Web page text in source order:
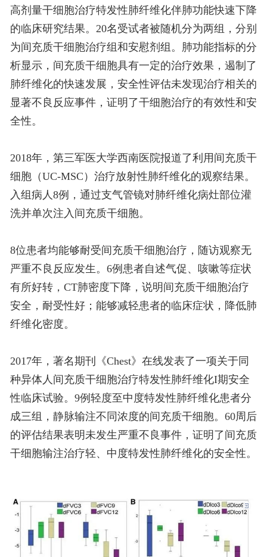
高剂量干细胞治疗特发性肺纤维化伴肺功能快速下降
的临床研究结果。20名受试者被随机分为两组，分别
为间充质干细胞治疗组和安慰剂组。肺功能指标的分
析显示，间充质干细胞具有一定的治疗效果，遏制了
肺纤维化的快速发展，安全性评估未发现治疗相关的
显著不良反应事件，证明了干细胞治疗的有效性和安
全性。
2018年，第三军医大学西南医院报道了利用间充质干
细胞（UC-MSC）治疗放射性肺纤维化的观察结果。
入组病人8例，通过支气管镜对肺纤维化病灶部位灌
洗并单次注入间充质干细胞。
8位患者均能够耐受间充质干细胞治疗，随访观察无
严重不良反应发生。6例患者自述气促、咳嗽等症状
有所好转，CT肺密度下降，说明间充质干细胞治疗
安全，耐受性好；能够减轻患者的临床症状，降低肺
纤维化密度。
2017年，著名期刊《Chest》在线发表了一项关于同
种异体人间充质干细胞治疗特发性肺纤维化I期安全
性临床试验。9例轻度至中度特发性肺纤维化患者分
成三组，静脉输注不同浓度的间充质干细胞。60周后
的评估结果表明未发生严重不良事件，证明了间充质
干细胞输注治疗轻、中度特发性肺纤维化的安全性。